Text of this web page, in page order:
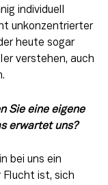
individuell
unkonzentrierter
heute sogar
verstehen, auch
Sie eine eigene
erwartet uns?
bei uns ein
Flucht ist, sich